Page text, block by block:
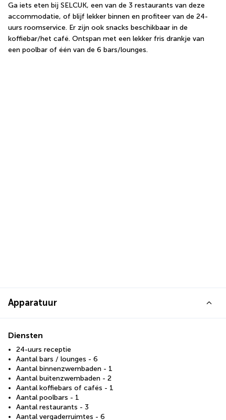
Ga iets eten bij SELCUK, een van de 3 restaurants van deze
accommodatie, of blijf lekker binnen en profiteer van de 24-
uurs roomservice. Er zijn ook snacks beschikbaar in de
koffiebar/het café. Ontspan met een lekker fris drankje van
een poolbar of één van de 6 bars/lounges.
Apparatuur
Diensten
24-uurs receptie
Aantal bars / lounges - 6
Aantal binnenzwembaden - 1
Aantal buitenzwembaden - 2
Aantal koffiebars of cafés - 1
Aantal poolbars - 1
Aantal restaurants - 3
Aantal vergaderruimtes - 6